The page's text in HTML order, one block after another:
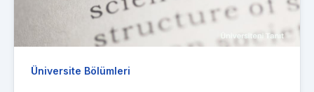
Üniversite Bölümleri